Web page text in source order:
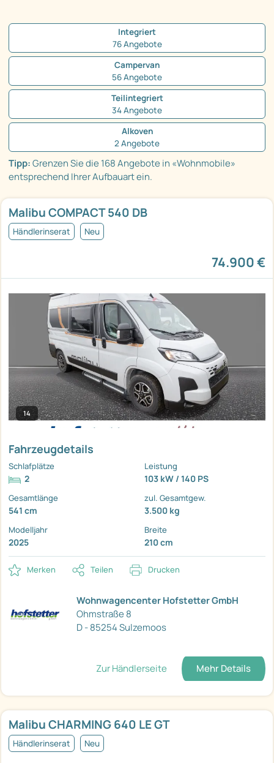
Integriert
76 Angebote
Campervan
56 Angebote
Teilintegriert
34 Angebote
Alkoven
2 Angebote
Tipp:Grenzen Sie die 168 Angebote in «Wohnmobile»
entsprechend Ihrer Aufbauart ein.
Malibu COMPACT 540 DB
Händlerinserat Neu
74.900 €
14
Fahrzeugdetails
Schlafplätze
2
Leistung
103 kW / 140 PS
Gesamtlänge
541 cm
zul. Gesamtgew.
3.500 kg
Modelljahr
2025
Breite
210 cm
Merken Teilen Drucken
Wohnwagencenter Hofstetter GmbH
Ohmstraße 8
D - 85254 Sulzemoos
Zur Händlerseite Mehr Details
Malibu CHARMING 640 LE GT
Händlerinserat Neu